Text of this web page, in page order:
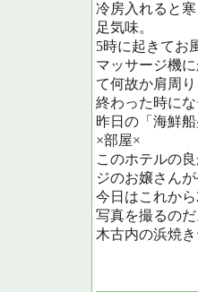
冷房入れると
足気味。
5時に起きてお
マッサージ機
て何故か肩周り
終わった時に
昨日の「海鮮
×部屋×
このホテルの
ジのお嬢さん
今日はこれか
写真を撮るの
木古内の浜焼き